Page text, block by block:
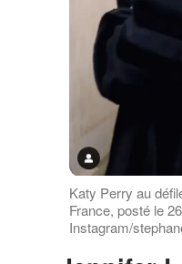
Katy Perry au
France, posté le
Instagram/